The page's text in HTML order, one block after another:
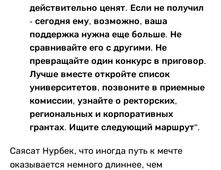
действительно ценят. Если не получил
- сегодня ему, возможно, ваша
поддержка нужна еще больше. Не
сравнивайте его с другими. Не
превращайте один конкурс в приговор.
Лучше вместе откройте список
университетов, позвоните в приемные
комиссии, узнайте о ректорских,
региональных и корпоративных
грантах. Ищите следующий маршрут".
Саясат Нурбек, что иногда путь к мечте
оказывается немного длиннее, чем